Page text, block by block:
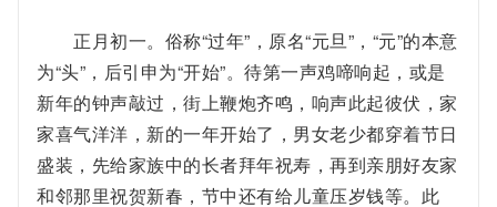
正月初一。俗称“过年”，原名“元旦”，“元”的本意
为“头”，后引申为“开始”。待第一声鸡啼响起，或是
新年的钟声敲过，街上鞭炮齐鸣，响声此起彼伏，家
家喜气洋洋，新的一年开始了，男女老少都穿着节日
盛装，先给家族中的长者拜年祝寿，再到亲朋好友家
和邻那里祝贺新春，节中还有给儿童压岁钱等。此